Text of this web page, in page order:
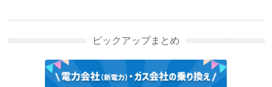
リボンエナジーのキャンペーン・特典情報｜最大
ピックアップまとめ